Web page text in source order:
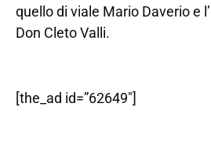
quello di viale Mario Daverio e
Don Cleto Valli.
[the_ad id=”62649″]